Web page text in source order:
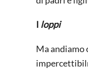
I loppi
Ma andiamo